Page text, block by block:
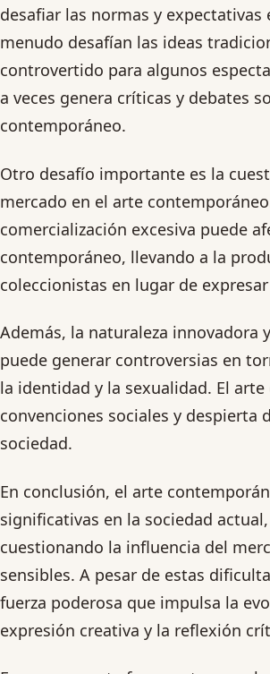
desafiar las normas y
menudo desafían las ideas
controvertido para algunos
a veces genera críticas y debates
contemporáneo.
Otro desafío importante es la
mercado en el arte
comercialización excesiva puede
contemporáneo, llevando a la
coleccionistas en lugar de
Además, la naturaleza
puede generar controversias en
la identidad y la sexualidad. El
convenciones sociales y despierta
sociedad.
En conclusión, el arte
significativas en la sociedad
cuestionando la influencia del
sensibles. A pesar de estas
fuerza poderosa que impulsa la
expresión creativa y la reflexión